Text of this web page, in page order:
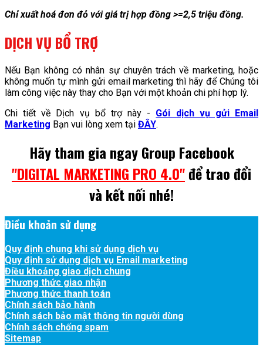
Chỉ xuất hoá đơn đỏ với giá trị hợp đồng >=2,5 triệu đồng.
DỊCH VỤ BỔ TRỢ
Nếu Bạn không có nhân sự chuyên trách về marketing, hoặc
không muốn tự mình gửi email marketing thì hãy để Chúng tôi
làm công việc này thay cho Bạn với một khoản chi phí hợp lý.
Chi tiết về Dịch vụ bổ trợ này - Gói dịch vụ gửi Email
Marketing Bạn vui lòng xem tại ĐÂY.
Hãy tham gia ngay Group Facebook
"DIGITAL MARKETING PRO 4.0"để trao đổi
và kết nối nhé!
Điều khoản sử dụng
Quy định chung khi sử dụng dịch vụ
Quy định sử dụng dịch vụ Email marketing
Điều khoảng giao dịch chung
Phương thức giao nhận
Phương thức thanh toán
Chính sách bảo hành
Chính sách bảo mật thông tin người dùng
Chính sách chống spam
Sitemap